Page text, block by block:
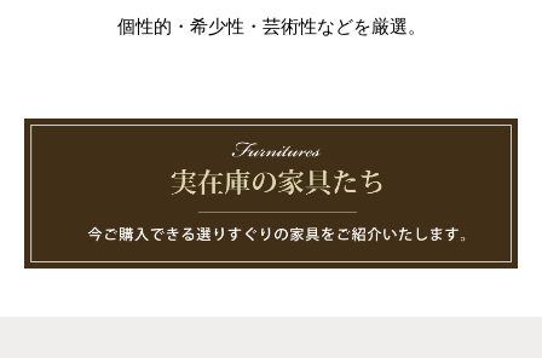
個性的・希少性・芸術性などを厳選。